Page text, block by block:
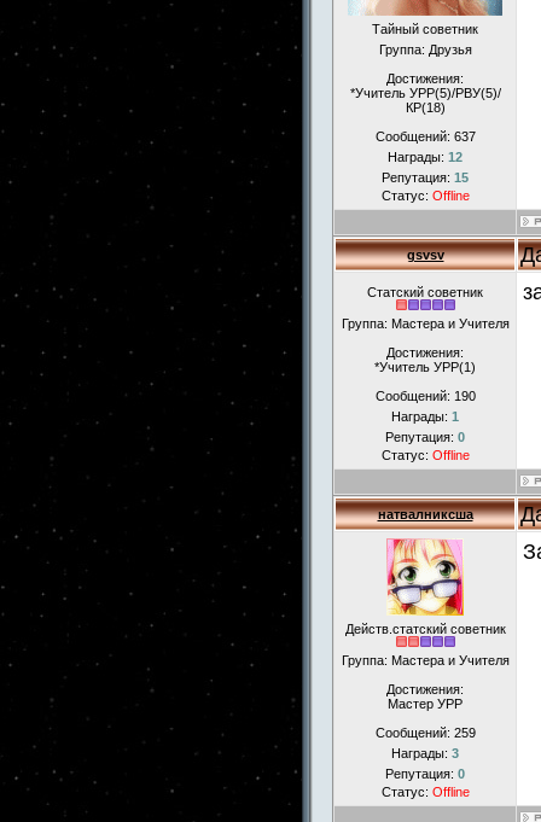
Тайный советник
Группа: Друзья
Достижения:
*Учитель УРР(5)/РВУ(5)/
КР(18)
Сообщений: 637
Награды: 12
Репутация: 15
Статус: Offline
gsvsv
Статский советник
Группа: Мастера и Учителя
Достижения:
*Учитель УРР(1)
Сообщений: 190
Награды: 1
Репутация: 0
Статус: Offline
натвалниксша
Действ.статский советник
Группа: Мастера и Учителя
Достижения:
Мастер УРР
Сообщений: 259
Награды: 3
Репутация: 0
Статус: Offline